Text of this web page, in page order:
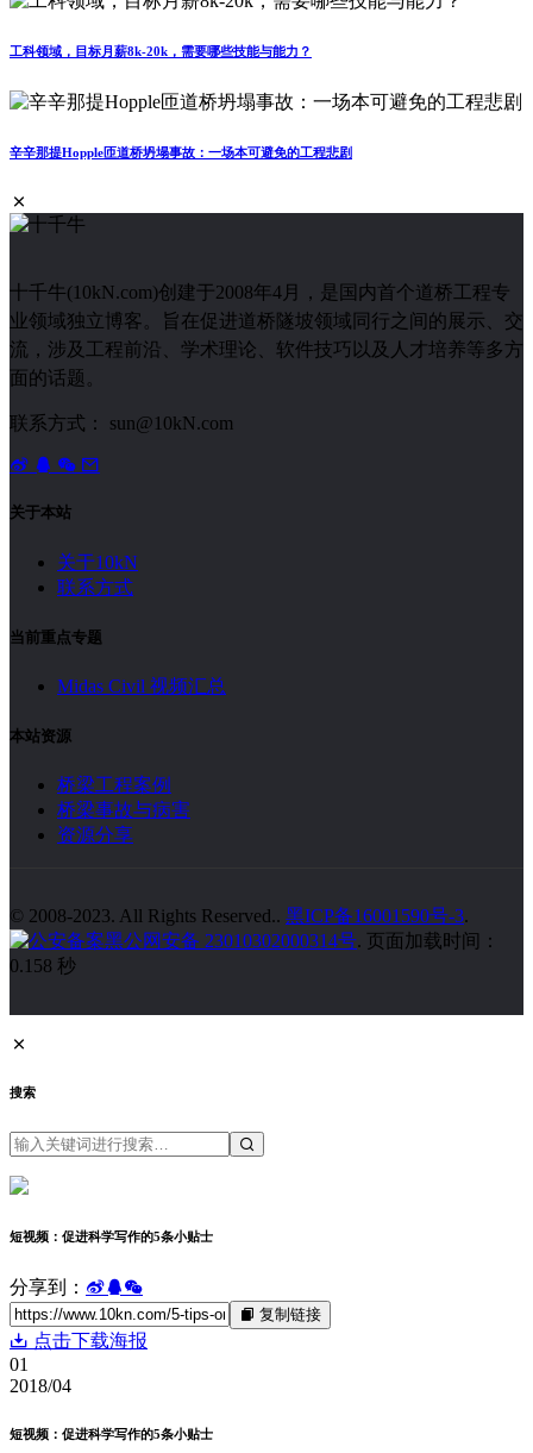
工科领域，目标月薪8k-20k，需要哪些技能与能力？
辛辛那提Hopple匝道桥坍塌事故：一场本可避免的工程悲剧
十千牛(10kN.com)创建于2008年4月，是国内首个道桥工程专
业领域独立博客。旨在促进道桥隧坡领域同行之间的展示、交
流，涉及工程前沿、学术理论、软件技巧以及人才培养等多方
面的话题。
联系方式： sun@10kN.com
关于本站
关于10kN
联系方式
当前重点专题
Midas Civil 视频汇总
本站资源
桥梁工程案例
桥梁事故与病害
资源分享
© 2008-2023. All Rights Reserved.. 黑ICP备16001590号-3.
黑公网安备 23010302000314号. 页面加载时间：
0.158 秒
搜索
短视频：促进科学写作的5条小贴士
分享到：
复制链接
点击下载海报
01
2018/04
短视频：促进科学写作的5条小贴士